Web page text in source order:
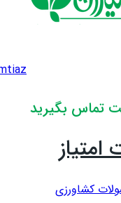
تماس بگیرید
امتیاز
کشاورزی